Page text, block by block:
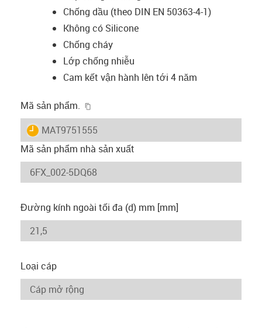
Chống dầu (theo DIN EN 50363-4-1)
Không có Silicone
Chống cháy
Lớp chống nhiễu
Cam kết vận hành lên tới 4 năm
Mã sản phẩm.
igus-icon-lieferzeit
MAT9751555
Mã sản phẩm nhà sản xuất
Đường kính ngoài tối đa (d) mm [mm]
Loại cáp